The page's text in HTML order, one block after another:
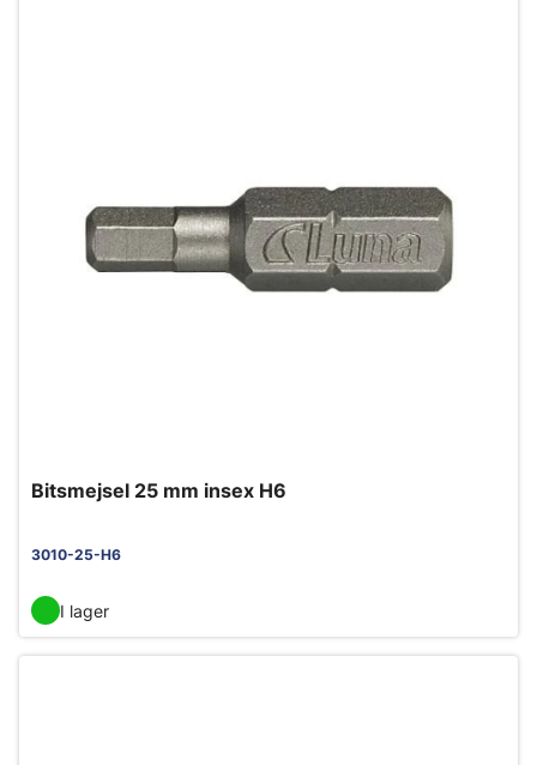
Bitsmejsel 25 mm insex H6
3010-25-H6
I lager